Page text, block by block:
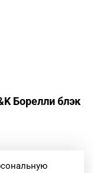
Борелли блэк